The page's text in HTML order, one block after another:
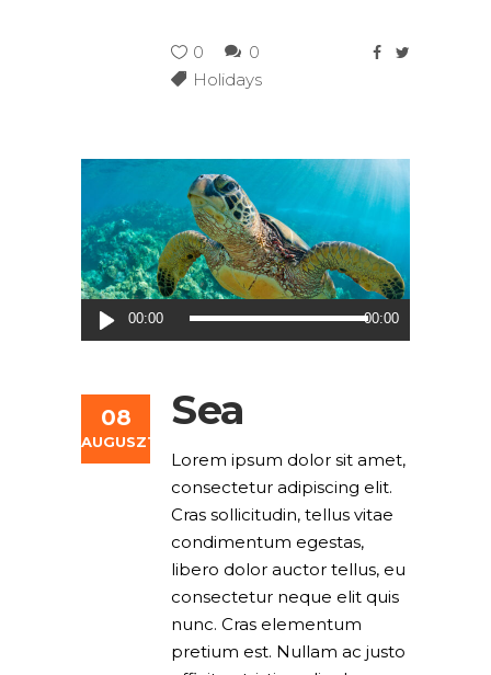
0
0
Holidays
Audió
lejátszó
00:00 00:00
08
AUGUSZTUS
Sea
Lorem ipsum dolor sit amet,
consectetur adipiscing elit.
Cras sollicitudin, tellus vitae
condimentum egestas,
libero dolor auctor tellus, eu
consectetur neque elit quis
nunc. Cras elementum
pretium est. Nullam ac justo